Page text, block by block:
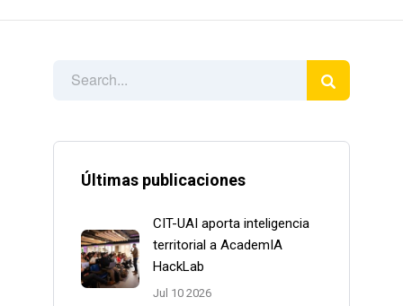
Últimas publicaciones
CIT-UAI aporta inteligencia
territorial a AcademIA
HackLab
Jul 10 2026